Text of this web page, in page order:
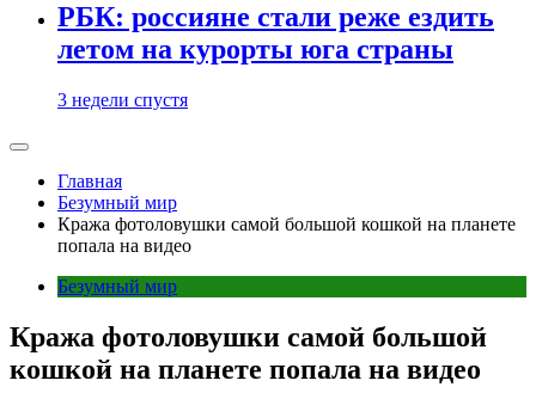
РБК: россияне стали реже ездить
летом на курорты юга страны
3 недели спустя
Главная
Безумный мир
Кража фотоловушки самой большой кошкой на планете
попала на видео
Безумный мир
Кража фотоловушки самой большой
кошкой на планете попала на видео